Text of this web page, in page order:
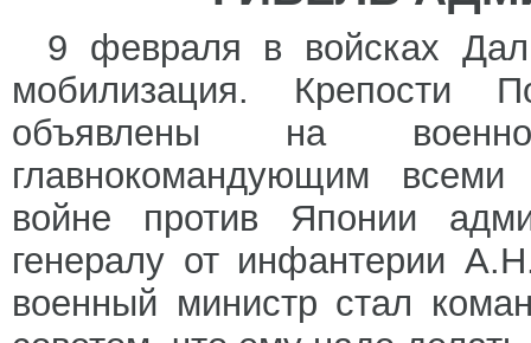
9 февраля в войсках
мобилизация. Крепости
объявлены на
главнокомандующим
войне против Японии
генералу от инфантерии
военный министр стал